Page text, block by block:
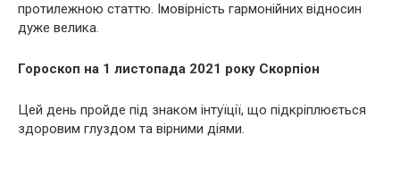
протилежною статтю. Імовірність гармонійних відносин
дуже велика.
Гороскоп на 1 листопада 2021 року Скорпіон
Цей день пройде під знаком інтуїції, що підкріплюється
здоровим глуздом та вірними діями.